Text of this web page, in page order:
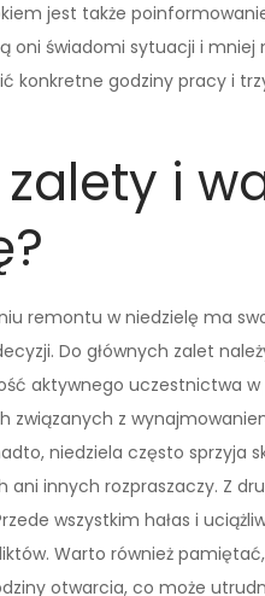
jest także
oni świadomi sytuacji i
konkretne godziny pracy i
i
remontu w niedzielę ma
Do głównych zalet
aktywnego uczestnictwa
związanych z
niedziela często sprzyja
ani innych rozpraszaczy. Z
wszystkim hałas i
Warto również
otwarcia, co może